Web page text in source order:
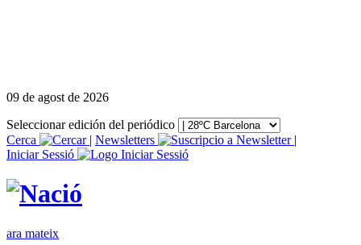
09 de agost de 2026
Seleccionar edición del periódico
Cerca
| Newsletters
|
Iniciar Sessió
ara mateix